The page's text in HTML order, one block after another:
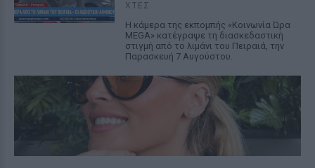
ΧΤΕΣ
Η κάμερα της εκπομπής «Κοινωνία Ώρα
MEGA» κατέγραψε τη διασκεδαστική
στιγμή από το λιμάνι του Πειραιά, την
Παρασκευή 7 Αυγούστου.